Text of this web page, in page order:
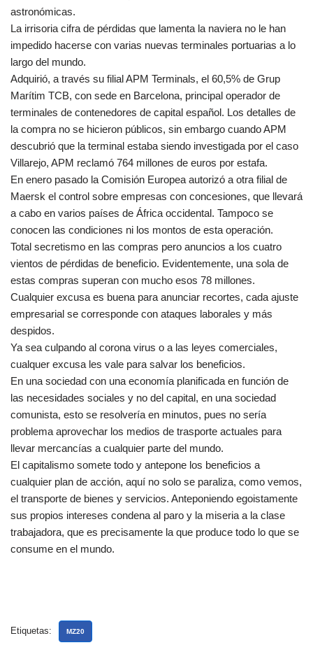
astronómicas.
La irrisoria cifra de pérdidas que lamenta la naviera no le han
impedido hacerse con varias nuevas terminales portuarias a lo
largo del mundo.
Adquirió, a través su filial APM Terminals, el 60,5% de Grup
Marítim TCB, con sede en Barcelona, principal operador de
terminales de contenedores de capital español. Los detalles de
la compra no se hicieron públicos, sin embargo cuando APM
descubrió que la terminal estaba siendo investigada por el caso
Villarejo, APM reclamó 764 millones de euros por estafa.
En enero pasado la Comisión Europea autorizó a otra filial de
Maersk el control sobre empresas con concesiones, que llevará
a cabo en varios países de África occidental. Tampoco se
conocen las condiciones ni los montos de esta operación.
Total secretismo en las compras pero anuncios a los cuatro
vientos de pérdidas de beneficio. Evidentemente, una sola de
estas compras superan con mucho esos 78 millones.
Cualquier excusa es buena para anunciar recortes, cada ajuste
empresarial se corresponde con ataques laborales y más
despidos.
Ya sea culpando al corona virus o a las leyes comerciales,
cualquer excusa les vale para salvar los beneficios.
En una sociedad con una economía planificada en función de
las necesidades sociales y no del capital, en una sociedad
comunista, esto se resolvería en minutos, pues no sería
problema aprovechar los medios de trasporte actuales para
llevar mercancías a cualquier parte del mundo.
El capitalismo somete todo y antepone los beneficios a
cualquier plan de acción, aquí no solo se paraliza, como vemos,
el transporte de bienes y servicios. Anteponiendo egoistamente
sus propios intereses condena al paro y la miseria a la clase
trabajadora, que es precisamente la que produce todo lo que se
consume en el mundo.
Etiquetas: MZ20